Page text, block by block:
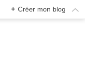
+ Créer mon blog